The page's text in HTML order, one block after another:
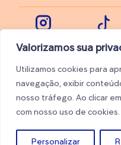
Valorizamos sua
Utilizamos cookies para
navegação, exibir
nosso tráfego. Ao clicar
com nosso uso de cookies.
Personalizar